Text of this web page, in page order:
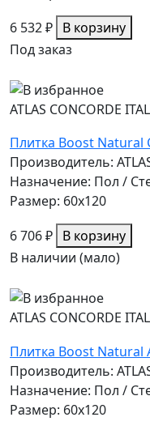
6 532 ₽ В корзину
Под заказ
ATLAS CONCORDE
Плитка Boost Natural
Производитель:
Назначение: Пол /
Размер: 60x120
6 706 ₽ В корзину
В наличии (мало)
ATLAS CONCORDE
Плитка Boost Natural
Производитель:
Назначение: Пол /
Размер: 60x120